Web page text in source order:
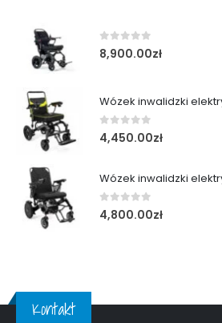
0out of 5
8,900.00zł
Wózek inwalidzki
0out of 5
4,450.00zł
Wózek inwalidzki
0out of 5
4,800.00zł
Kontakt